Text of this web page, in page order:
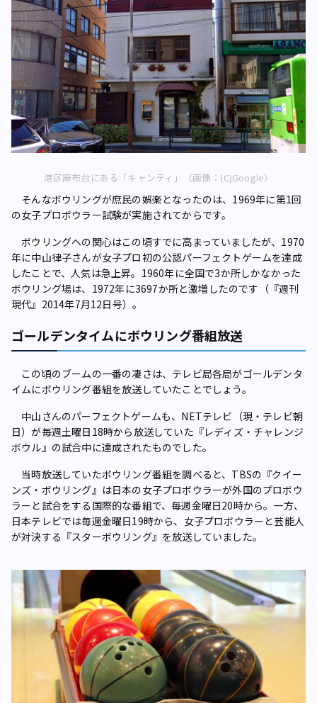
港区麻布台にある「キャンティ」（画像：(C)Google）
そんなボウリングが庶民の娯楽となったのは、1969年に第1回
の女子プロボウラー試験が実施されてからです。
ボウリングへの関心はこの頃すでに高まっていましたが、1970
年に中山律子さんが女子プロ初の公認パーフェクトゲームを達成
したことで、人気は急上昇。1960年に全国で3か所しかなかった
ボウリング場は、1972年に3697か所と激増したのです（『週刊
現代』2014年7月12日号）。
ゴールデンタイムにボウリング番組放送
この頃のブームの一番の凄さは、テレビ局各局がゴールデンタ
イムにボウリング番組を放送していたことでしょう。
中山さんのパーフェクトゲームも、NETテレビ（現・テレビ朝
日）が毎週土曜日18時から放送していた『レディズ・チャレンジ
ボウル』の試合中に達成されたものでした。
当時放送していたボウリング番組を調べると、TBSの『クイー
ンズ・ボウリング』は日本の女子プロボウラーが外国のプロボウ
ラーと試合をする国際的な番組で、毎週金曜日20時から。一方、
日本テレビでは毎週金曜日19時から、女子プロボウラーと芸能人
が対決する『スターボウリング』を放送していました。